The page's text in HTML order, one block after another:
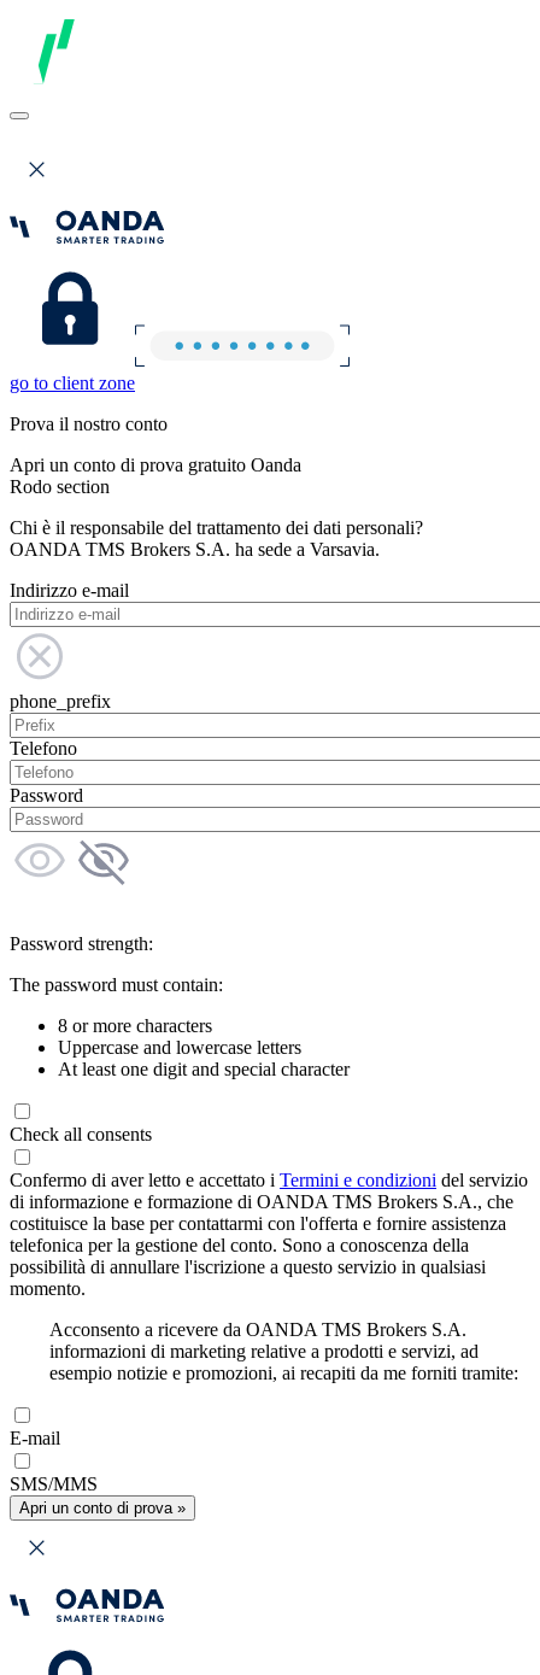
go to client zone
Prova il nostro conto
Apri un conto di prova gratuito Oanda
Rodo section
Chi è il responsabile del trattamento dei dati personali?
OANDA TMS Brokers S.A. ha sede a Varsavia.
Indirizzo e-mail
phone_prefix
Telefono
Password
Password strength:
The password must contain:
8 or more characters
Uppercase and lowercase letters
At least one digit and special character
Check all consents
Confermo di aver letto e accettato i Termini e condizioni del servizio
di informazione e formazione di OANDA TMS Brokers S.A., che
costituisce la base per contattarmi con l'offerta e fornire assistenza
telefonica per la gestione del conto. Sono a conoscenza della
possibilità di annullare l'iscrizione a questo servizio in qualsiasi
momento.
Acconsento a ricevere da OANDA TMS Brokers S.A.
informazioni di marketing relative a prodotti e servizi, ad
esempio notizie e promozioni, ai recapiti da me forniti tramite:
E-mail
SMS/MMS
Apri un conto di prova »